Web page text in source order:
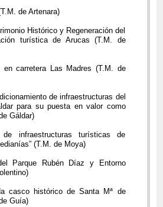
de Artenara)
Histórico y Regeneración del
turística de Arucas (T.M. de
en carretera Las Madres (T.M. de
de infraestructuras del
para su puesta en valor como
Gáldar)
de infraestructuras turísticas de
(T.M. de Moya)
Parque Rubén Díaz y Entorno
casco histórico de Santa Mª de
Guía)